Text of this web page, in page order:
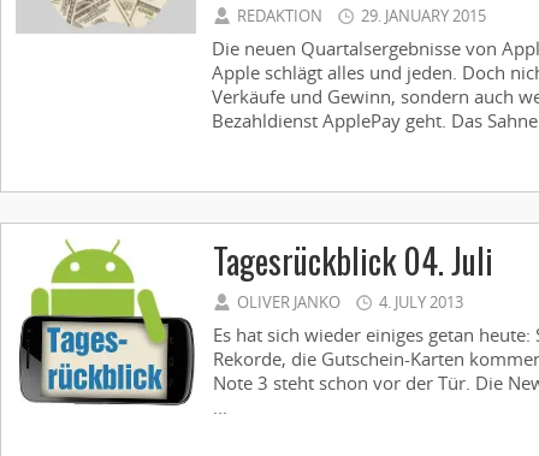
REDAKTION 29. JANUARY 2015
Die neuen Quartalsergebnisse von
Apple schlägt alles und jeden. Doch
Verkäufe und Gewinn, sondern auch
Bezahldienst ApplePay geht. Das
Tagesrückblick 04. Juli
OLIVER JANKO 4. JULY 2013
Es hat sich wieder einiges getan
Rekorde, die Gutschein-Karten
Note 3 steht schon vor der Tür. Die
...